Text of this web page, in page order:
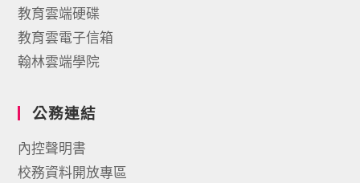
教育雲端硬碟
教育雲電子信箱
翰林雲端學院
公務連結
內控聲明書
校務資料開放專區